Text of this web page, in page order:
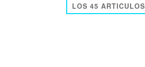
LOS 45 ARTICULOS